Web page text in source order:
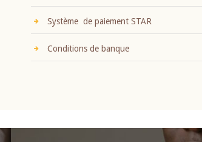
Système de paiement STAR
Conditions de banque